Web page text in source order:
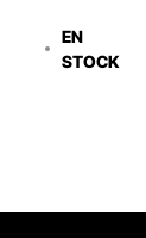
EN
STOCK